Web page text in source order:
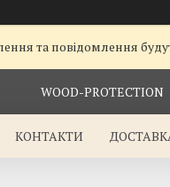
та повідомлення
WOOD-PROTECTION
КОНТАКТИ